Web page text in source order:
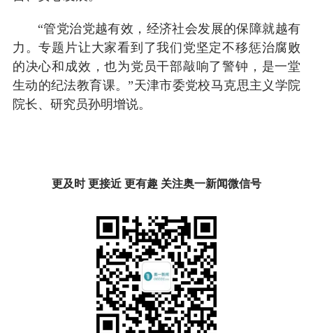
“管党治党越有效，经济社会发展的保障就越有
力。专题片让大家看到了我们党坚定不移惩治腐败
的决心和成效，也为党员干部敲响了警钟，是一堂
生动的纪法教育课。”天津市委党校马克思主义学院
院长、研究员孙明增说。
更及时 更接近 更有趣 关注奥一新闻微信号